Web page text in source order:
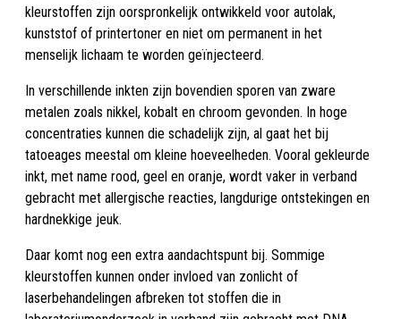
kleurstoffen zijn oorspronkelijk ontwikkeld voor autolak,
kunststof of printertoner en niet om permanent in het
menselijk lichaam te worden geïnjecteerd.
In verschillende inkten zijn bovendien sporen van zware
metalen zoals nikkel, kobalt en chroom gevonden. In hoge
concentraties kunnen die schadelijk zijn, al gaat het bij
tatoeages meestal om kleine hoeveelheden. Vooral gekleurde
inkt, met name rood, geel en oranje, wordt vaker in verband
gebracht met allergische reacties, langdurige ontstekingen en
hardnekkige jeuk.
Daar komt nog een extra aandachtspunt bij. Sommige
kleurstoffen kunnen onder invloed van zonlicht of
laserbehandelingen afbreken tot stoffen die in